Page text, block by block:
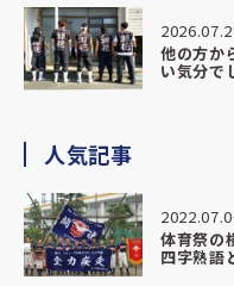
チームとしての一体感が
す。
今回の部旗は、これから
に嬉しく思っています。
納期・対応・仕上がり、
また機会がありましたら
す。
他の方か
い気分で
人気記事
体育祭の
四字熟語